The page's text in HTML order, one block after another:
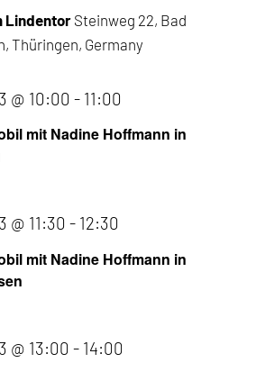
Lindentor Steinweg 22, Bad
Thüringen, Germany
mit Nadine Hoffmann in
@ 10:00 - 11:00
mit Nadine Hoffmann in
@ 11:30 - 12:30
@ 13:00 - 14:00